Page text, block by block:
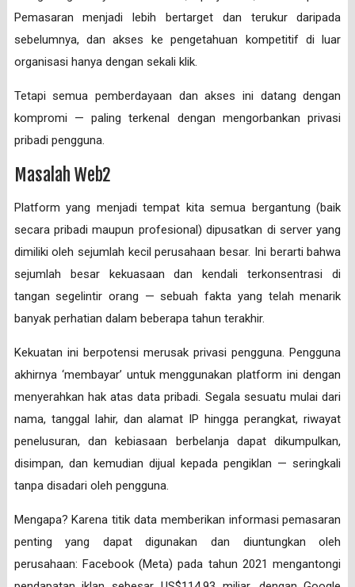
Pemasaran menjadi lebih bertarget dan terukur daripada
sebelumnya, dan akses ke pengetahuan kompetitif di luar
organisasi hanya dengan sekali klik.
Tetapi semua pemberdayaan dan akses ini datang dengan
kompromi — paling terkenal dengan mengorbankan privasi
pribadi pengguna.
Masalah Web2
Platform yang menjadi tempat kita semua bergantung (baik
secara pribadi maupun profesional) dipusatkan di server yang
dimiliki oleh sejumlah kecil perusahaan besar. Ini berarti bahwa
sejumlah besar kekuasaan dan kendali terkonsentrasi di
tangan segelintir orang — sebuah fakta yang telah menarik
banyak perhatian dalam beberapa tahun terakhir.
Kekuatan ini berpotensi merusak privasi pengguna. Pengguna
akhirnya ‘membayar’ untuk menggunakan platform ini dengan
menyerahkan hak atas data pribadi. Segala sesuatu mulai dari
nama, tanggal lahir, dan alamat IP hingga perangkat, riwayat
penelusuran, dan kebiasaan berbelanja dapat dikumpulkan,
disimpan, dan kemudian dijual kepada pengiklan — seringkali
tanpa disadari oleh pengguna.
Mengapa? Karena titik data memberikan informasi pemasaran
penting yang dapat digunakan dan diuntungkan oleh
perusahaan: Facebook (Meta) pada tahun 2021 mengantongi